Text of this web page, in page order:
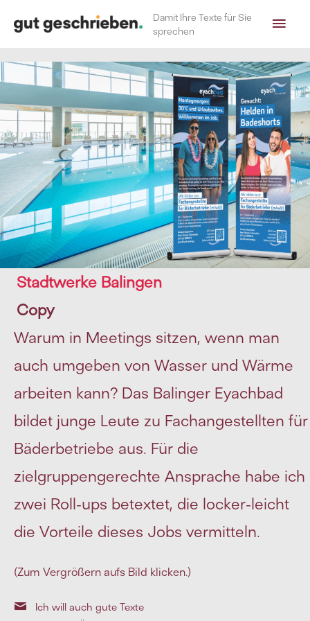
Inhalt
Damit Ihre Texte für Sie
sprechen
Stadtwerke Balingen
Copy
Warum in Meetings sitzen, wenn man
auch umgeben von Wasser und Wärme
arbeiten kann? Das Balinger Eyachbad
bildet junge Leute zu Fachangestellten für
Bäderbetriebe aus. Für die
zielgruppengerechte Ansprache habe ich
zwei Roll-ups betextet, die locker-leicht
die Vorteile dieses Jobs vermitteln.
(Zum Vergrößern aufs Bild klicken.)
Ich will auch gute Texte